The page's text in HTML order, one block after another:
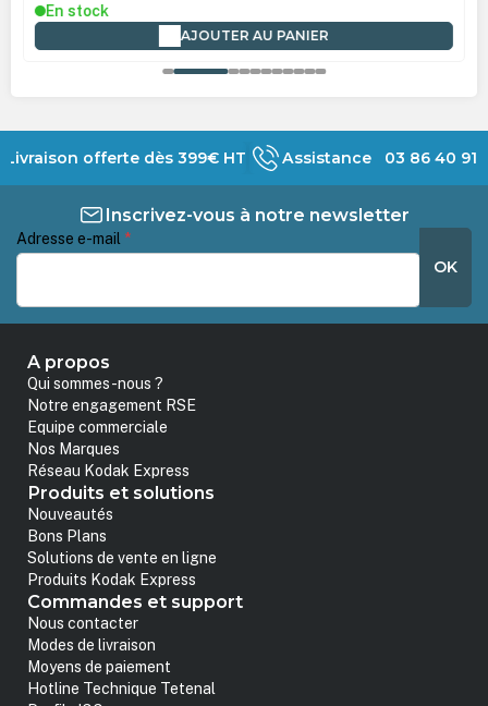
En stock
AJOUTER AU PANIER
Livraison offerte dès 399€ HT Assistance 03 86 40 91
Inscrivez-vous à notre newsletter
Adresse e-mail *
OK
A propos
Qui sommes-nous ?
Notre engagement RSE
Equipe commerciale
Nos Marques
Réseau Kodak Express
Produits et solutions
Nouveautés
Bons Plans
Solutions de vente en ligne
Produits Kodak Express
Commandes et support
Nous contacter
Modes de livraison
Moyens de paiement
Hotline Technique Tetenal